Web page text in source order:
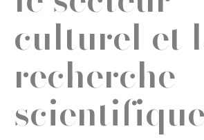
culturel et
recherche
scientifique